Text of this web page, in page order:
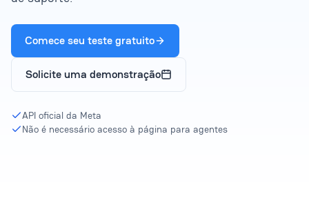
Comece seu teste gratuito
Solicite uma demonstração
API oficial da Meta
Não é necessário acesso à página para agentes